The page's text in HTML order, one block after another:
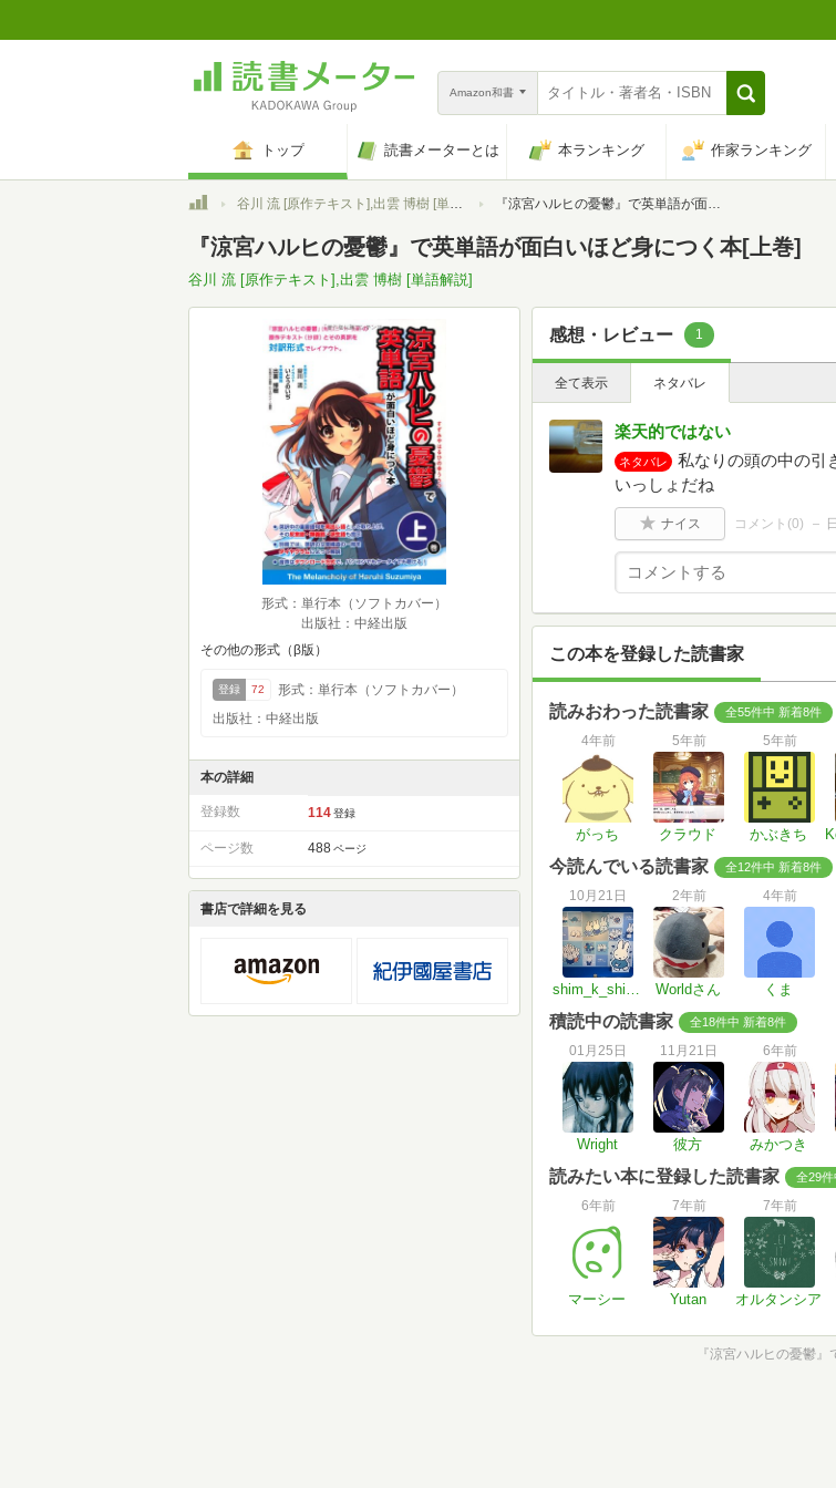
Amazon和書
トップ 読書メーターとは 本ランキング 作家ランキング
トップ谷川 流 [原作テキスト],出雲 博樹 [単語解説] 『涼宮ハルヒの憂鬱』で英単語が面白いほど身につく本[上巻]
『涼宮ハルヒの憂鬱』で英単語が面白いほど身につく本[上巻]
谷川 流 [原作テキスト],出雲 博樹 [単語解説]
形式：単行本（ソフトカバー）
出版社：中経出版
その他の形式（β版）
登録 72
形式：単行本（ソフトカバー）
出版社：中経出版
本の詳細
登録数 114 登録
ページ数 488 ページ
書店で詳細を見る
感想・レビュー 1
全て表示 ネタバレ
楽天的ではない
ネタバレ
私なりの頭の中の引
いっしょだね
ナイス コメント(0)
この本を登録した読書家
読みおわった読書家 全55件中 新着8件
4年前
がっち
5年前
クラウド
5年前
かぶきち
今読んでいる読書家 全12件中 新着8件
10月21日
shim_k_shim_k
2年前
Worldさん
4年前
くま
積読中の読書家 全18件中 新着8件
01月25日
Wright
11月21日
彼方
6年前
みかつき
読みたい本に登録した読書家 全29
6年前
マーシー
7年前
Yutan
7年前
オルタンシア
『涼宮ハルヒの憂鬱